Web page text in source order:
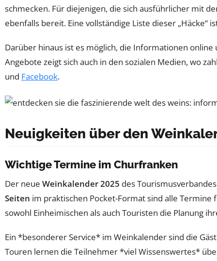
schmecken. Für diejenigen, die sich ausführlicher mit
ebenfalls bereit. Eine vollständige Liste dieser „Häcke“
Darüber hinaus ist es möglich, die Informationen
Angebote zeigt sich auch in den sozialen Medien, wo
und Facebook.
Neuigkeiten über den
Wichtige Termine im Churfranken
Der neue Weinkalender 2025 des
Seiten im praktischen Pocket-Format sind alle
sowohl Einheimischen als auch Touristen die Planung
Ein *besonderer Service* im Weinkalender sind die
Touren lernen die Teilnehmer *viel Wissenswertes*